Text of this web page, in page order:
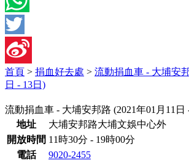
首頁 > 捐血好去處 > 流動捐血車 - 大埔安
日 - 13日)
流動捐血車 - 大埔安邦路 (2021年01月
詳情
大埔安邦路大埔文娛中心外
11時30分 - 19時00分
將此行程加入我的日曆
流動捐血車 - 大埔安邦路 (2021年01月11日
地址
大埔安邦路大埔文娛中心外
開放時間 11時30分 - 19時00分
電話
9020-2455